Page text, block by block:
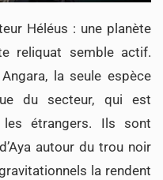
Héléus : une planète
reliquat semble actif.
la seule espèce
du secteur, qui est
les étrangers. Ils sont
autour du trou noir
la rendent